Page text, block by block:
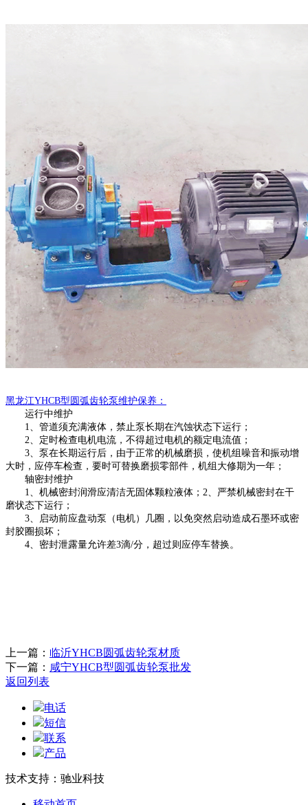
黑龙江YHCB型圆弧齿轮泵维护保养：
运行中维护
1、管道须充满液体，禁止泵长期在汽蚀状态下运行；
2、定时检查电机电流，不得超过电机的额定电流值；
3、泵在长期运行后，由于正常的机械磨损，使机组噪音和振动增
大时，应停车检查，要时可替换磨损零部件，机组大修期为一年；
轴密封维护
1、机械密封润滑应清洁无固体颗粒液体；2、严禁机械密封在干
磨状态下运行；
3、启动前应盘动泵（电机）几圈，以免突然启动造成石墨环或密
封胶圈损坏；
4、密封泄露量允许差3滴/分，超过则应停车替换。
上一篇： 临沂YHCB圆弧齿轮泵材质
下一篇： 咸宁YHCB型圆弧齿轮泵批发
返回列表
电话
短信
联系
产品
技术支持：驰业科技